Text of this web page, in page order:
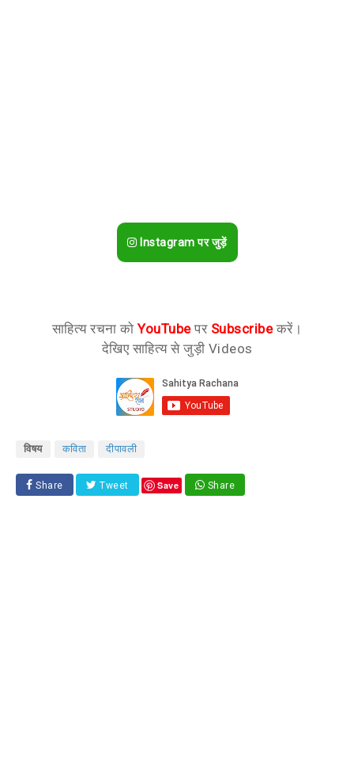
Instagram पर जुड़ें
साहित्य रचना कोYouTubeपर Subscribeकरें।
देखिए साहित्य से जुड़ी Videos
विषय कविता दीपावली
Share Tweet Save Share